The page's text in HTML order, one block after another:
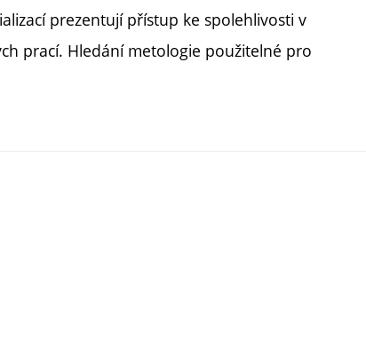
prezentují přístup ke spolehlivosti v
prací. Hledání metologie použitelné pro